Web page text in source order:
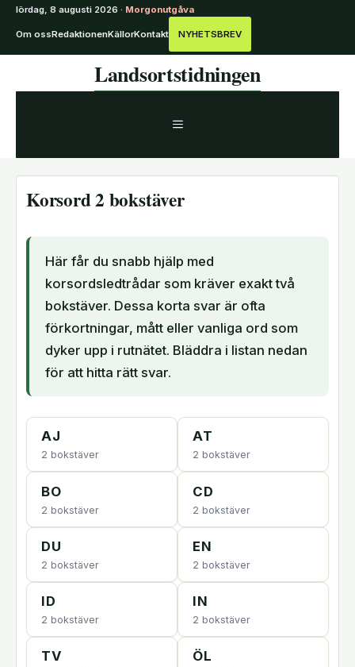
lördag, 8 augusti 2026 · Morgonutgåva
Om ossRedaktionenKällorKontakt NYHETSBREV
Landsortstidningen
MENY
Korsord 2 bokstäver
Här får du snabb hjälp med
korsordsledtrådar som kräver exakt två
bokstäver. Dessa korta svar är ofta
förkortningar, mått eller vanliga ord som
dyker upp i rutnätet. Bläddra i listan nedan
för att hitta rätt svar.
AJ
2 bokstäver
AT
2 bokstäver
BO
2 bokstäver
CD
2 bokstäver
DU
2 bokstäver
EN
2 bokstäver
ID
2 bokstäver
IN
2 bokstäver
TV ÖL